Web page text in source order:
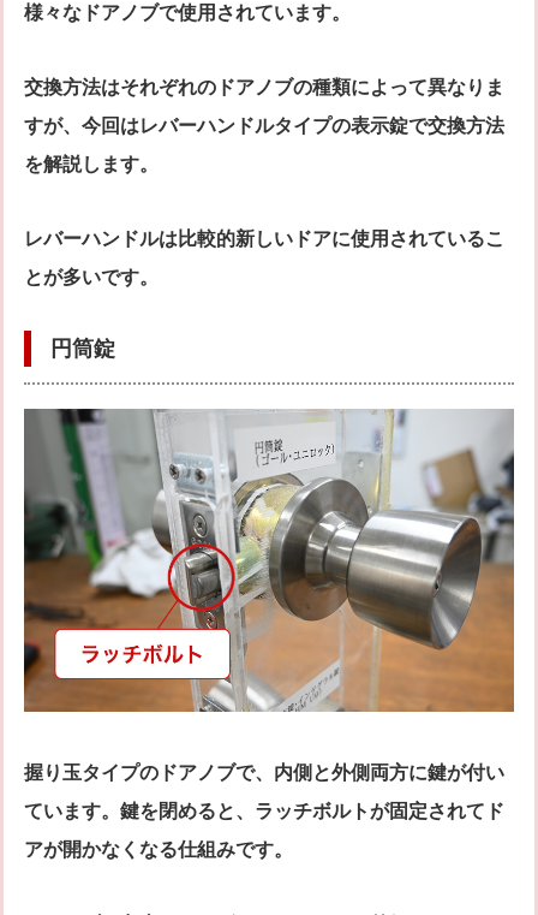
様々なドアノブで使用されています。
交換方法はそれぞれのドアノブの種類によって異なりま
すが、今回はレバーハンドルタイプの表示錠で交換方法
を解説します。
レバーハンドルは比較的新しいドアに使用されているこ
とが多いです。
円筒錠
握り玉タイプのドアノブで、内側と外側両方に鍵が付い
ています。鍵を閉めると、ラッチボルトが固定されてド
アが開かなくなる仕組みです。